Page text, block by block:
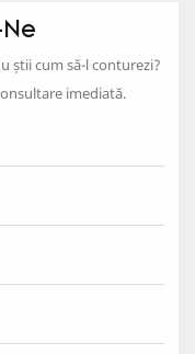
știi cum să-l conturezi?
imediată.